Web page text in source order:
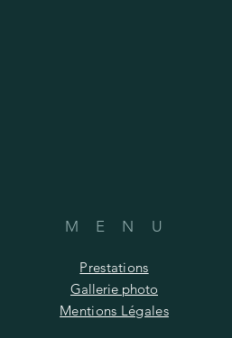
M E N U
Prestations
Gallerie photo
Mentions Légales